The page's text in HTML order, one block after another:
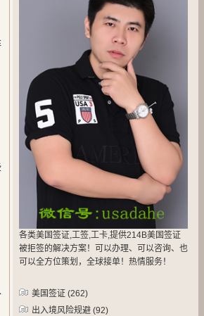
各类美国签证,工签,工卡,提供214B美国签证
被拒签的解决方案！可以办理、可以咨询、也
可以全方位策划，全球接单！热情服务！
美国签证 (262)
出入境风险规避 (92)